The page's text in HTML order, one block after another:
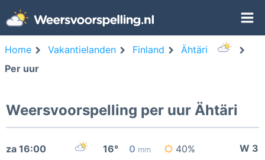
Home Vakantielanden Finland
Ähtäri
Per uur
Weersvoorspelling per uur Ähtäri
za 16:00 16° 0 mm 40% W 3